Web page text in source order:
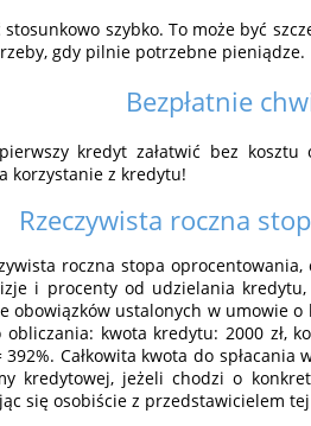
szybko. To może być
gdy pilnie potrzebne pieniądze.
Bezpłatnie
kredyt załatwić bez
korzystanie z kredytu!
Rzeczywista roczna
roczna stopa
i procenty od udzielania
obowiązków ustalonych w umowie
kwota kredytu: 2000 zł,
Całkowita kwota do
kredytowej, jeżeli chodzi o
się osobiście z przedstawicielem